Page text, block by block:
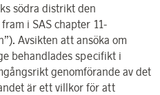
södra distrikt den
i SAS chapter 11-
Avsikten att ansöka om
behandlades specifikt i
genomförande av det
är ett villkor för att